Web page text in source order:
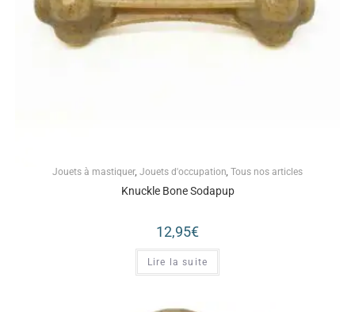
Jouets à mastiquer, Jouets d'occupation, Tous nos articles
Knuckle Bone Sodapup
12,95€
Lire la suite